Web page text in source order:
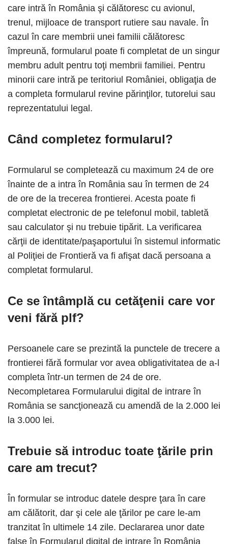
care intră în România şi călătoresc cu avionul,
trenul, mijloace de transport rutiere sau navale. În
cazul în care membrii unei familii călătoresc
împreună, formularul poate fi completat de un singur
membru adult pentru toţi membrii familiei. Pentru
minorii care intră pe teritoriul României, obligaţia de
a completa formularul revine părinţilor, tutorelui sau
reprezentatului legal.
Când completez formularul?
Formularul se completează cu maximum 24 de ore
înainte de a intra în România sau în termen de 24
de ore de la trecerea frontierei. Acesta poate fi
completat electronic de pe telefonul mobil, tabletă
sau calculator şi nu trebuie tipărit. La verificarea
cărţii de identitate/paşaportului în sistemul informatic
al Poliţiei de Frontieră va fi afişat dacă persoana a
completat formularul.
Ce se întâmplă cu cetăţenii care vor
veni fără plf?
Persoanele care se prezintă la punctele de trecere a
frontierei fără formular vor avea obligativitatea de a-l
completa într-un termen de 24 de ore.
Necompletarea Formularului digital de intrare în
România se sancţionează cu amendă de la 2.000 lei
la 3.000 lei.
Trebuie să introduc toate ţările prin
care am trecut?
În formular se introduc datele despre ţara în care
am călătorit, dar şi cele ale ţărilor pe care le-am
tranzitat în ultimele 14 zile. Declararea unor date
false în Formularul digital de intrare în România